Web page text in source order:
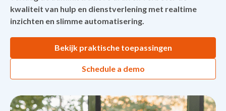
kwaliteit van hulp en dienstverlening met realtime
inzichten en slimme automatisering.
Bekijk praktische toepassingen
Schedule a demo